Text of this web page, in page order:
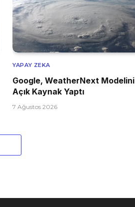
YAPAY ZEKA
Google, WeatherNext Modelini
Açık Kaynak Yaptı
7 Ağustos 2026